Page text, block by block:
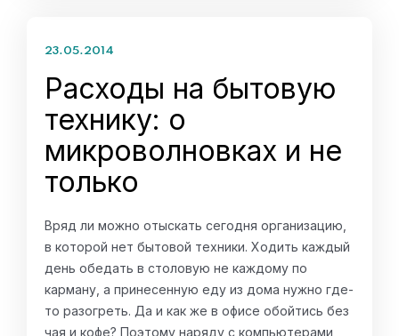
23.05.2014
Расходы на бытовую
технику: о
микроволновках и не
только
Вряд ли можно отыскать сегодня организацию,
в которой нет бытовой техники. Ходить каждый
день обедать в столовую не каждому по
карману, а принесенную еду из дома нужно где-
то разогреть. Да и как же в офисе обойтись без
чая и кофе? Поэтому наряду с компьютерами,